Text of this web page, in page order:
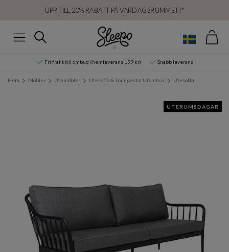
UPP TILL 20% RABATT PÅ VARDAGSRUMMET!*
Sök
Fri frakt till ombud (hemleverans 199 kr) Snabb leverans
Hem Möbler Utemöbler Utesoffa & Loungestol Utomhus Utesoffa
UTERUMSDAGAR